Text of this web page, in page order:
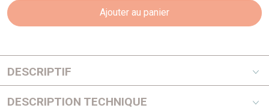
Ajouter au panier
DESCRIPTIF
DESCRIPTION TECHNIQUE